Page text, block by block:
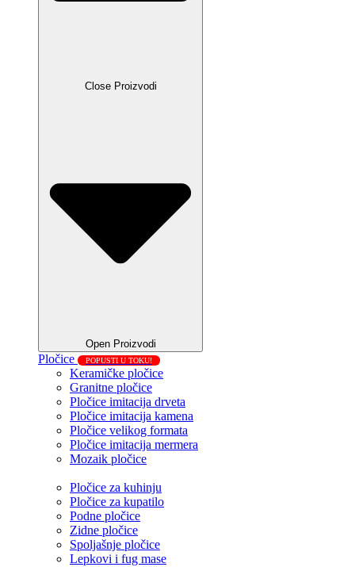
Close Proizvodi
Open Proizvodi
Pločice POPUSTI U TOKU!
Keramičke pločice
Granitne pločice
Pločice imitacija drveta
Pločice imitacija kamena
Pločice velikog formata
Pločice imitacija mermera
Mozaik pločice
Pločice za kuhinju
Pločice za kupatilo
Podne pločice
Zidne pločice
Spoljašnje pločice
Lepkovi i fug mase